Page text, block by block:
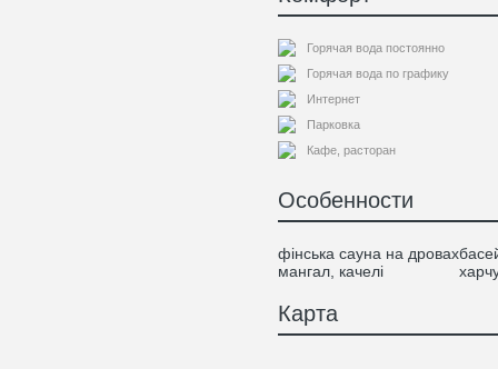
Горячая вода постоянно
Горячая вода по графику
Интернет
Парковка
Кафе, расторан
Особенности
фінська сауна на дровах
мангал, качелі
Карта